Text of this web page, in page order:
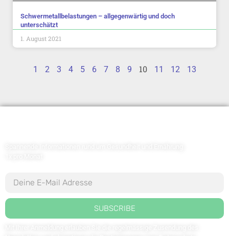
Schwermetallbelastungen – allgegenwärtig und doch
unterschätzt
1. August 2021
1 2 3 4 5 6 7 8 9 10 11 12 13
SUBSCRIBE